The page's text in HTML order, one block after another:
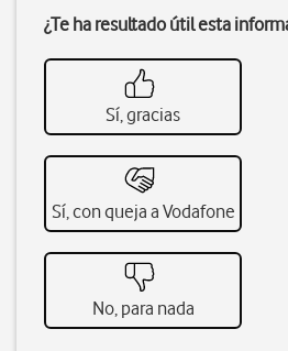
¿Te ha resultado útil esta
Sí, gracias
Sí, con queja a Vodafone
No, para nada